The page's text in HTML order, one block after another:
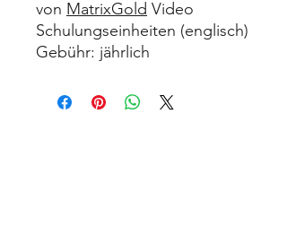
von MatrixGold Video
Schulungseinheiten (englisch)
Gebühr: jährlich